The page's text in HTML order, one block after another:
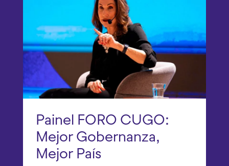
Painel FORO CUGO:
Mejor Gobernanza,
Mejor País